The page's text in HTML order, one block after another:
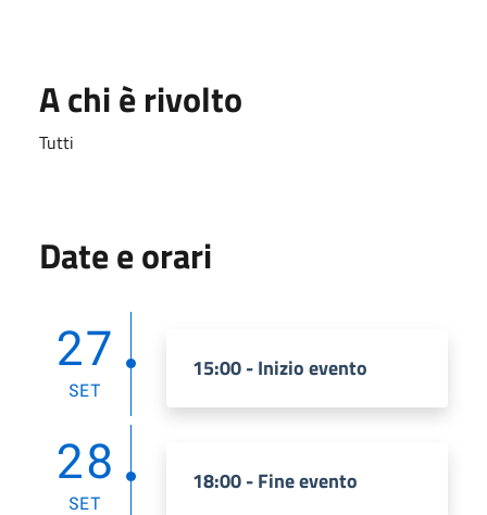
A chi è rivolto
Tutti
Date e orari
27
SET
15:00 - Inizio evento
28
SET
18:00 - Fine evento